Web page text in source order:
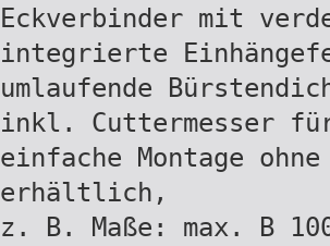
Eckverbinder mit
integrierte
umlaufende
inkl. Cuttermesser
einfache Montage
erhältlich,
z. B. Maße: max. B